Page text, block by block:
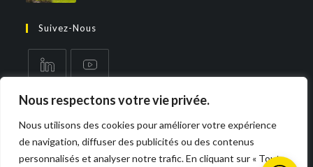
Nous respectons votre vie privée.
Nous utilisons des cookies pour améliorer votre expérience
de navigation, diffuser des publicités ou des contenus
personnalisés et analyser notre trafic. En cliquant sur « Tout
Suivez-Nous